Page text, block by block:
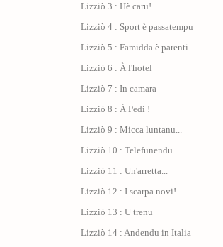
Lizziò 3 : Hè caru!
Lizziò 4 : Sport è passatempu
Lizziò 5 : Famidda è parenti
Lizziò 6 : À l'hotel
Lizziò 7 : In camara
Lizziò 8 : À Pedi !
Lizziò 9 : Micca luntanu...
Lizziò 10 : Telefunendu
Lizziò 11 : Un'arretta...
Lizziò 12 : I scarpa novi!
Lizziò 13 : U trenu
Lizziò 14 : Andendu in Italia